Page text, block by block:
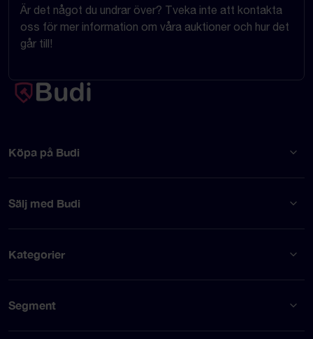
Är det något du undrar över? Tveka inte att kontakta
oss för mer information om våra auktioner och hur det
går till!
Köpa på Budi
Sälj med Budi
Kategorier
Segment